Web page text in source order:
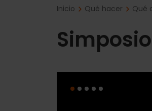
Inicio Qué hacer Qué
Simposio